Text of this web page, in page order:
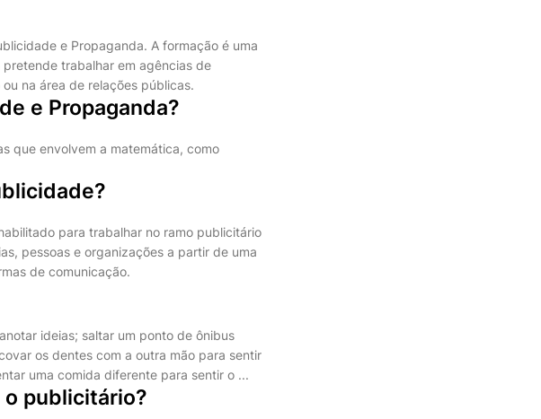
e Propaganda. A formação é uma
trabalhar em agências de
na área de relações públicas.
e Propaganda?
que envolvem a matemática, como
para trabalhar no ramo publicitário
pessoas e organizações a partir de uma
de comunicação.
ideias; saltar um ponto de ônibus
os dentes com a outra mão para sentir
uma comida diferente para sentir o ...
o publicitário?